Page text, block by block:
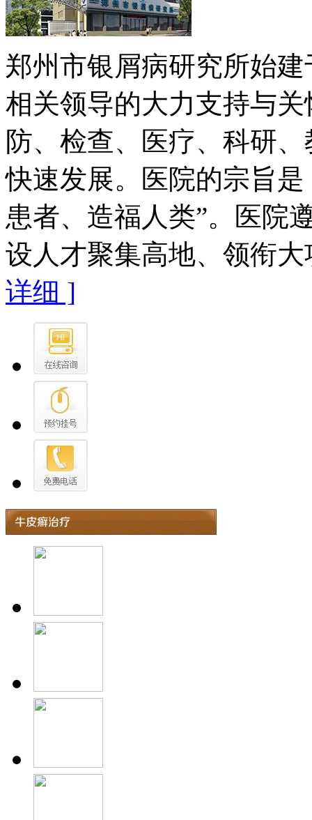
郑州市银屑病研究所始
相关领导的大力支持与
防、检查、医疗、科研
快速发展。医院的宗旨
患者、造福人类”。医院
设人才聚集高地、领衔
详细 ]